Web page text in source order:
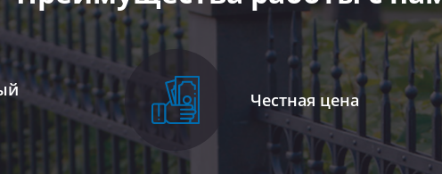
Честная цена